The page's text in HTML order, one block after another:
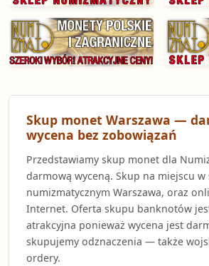
Skup monet Warszawa —
wycena bez zobowiązań
Przedstawiamy skup monet dla
darmową wyceną. Skup na miejscu w
numizmatycznym Warszawa, oraz
Internet. Oferta skupu banknotów
atrakcyjna ponieważ wycena jest
skupujemy odznaczenia — także
ordery.